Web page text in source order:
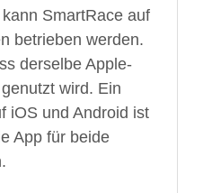
SmartRace auf
betrieben werden.
derselbe Apple-
wird. Ein
iOS und Android ist
App für beide